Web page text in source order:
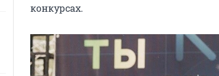
конкурсах.